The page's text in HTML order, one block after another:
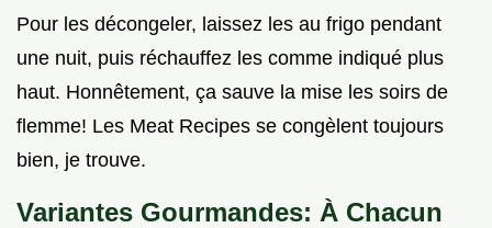
Pour les décongeler, laissez les au frigo pendant
une nuit, puis réchauffez les comme indiqué plus
haut. Honnêtement, ça sauve la mise les soirs de
flemme! Les Meat Recipes se congèlent toujours
bien, je trouve.
Variantes Gourmandes: À Chacun